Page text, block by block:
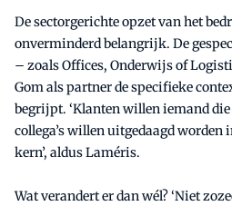
De sectorgerichte opzet van het
onverminderd belangrijk. De
– zoals Offices, Onderwijs of
Gom als partner de specifieke
begrijpt. ‘Klanten willen iemand
collega’s willen uitgedaagd
kern’, aldus Laméris.
Wat verandert er dan wél? ‘Niet